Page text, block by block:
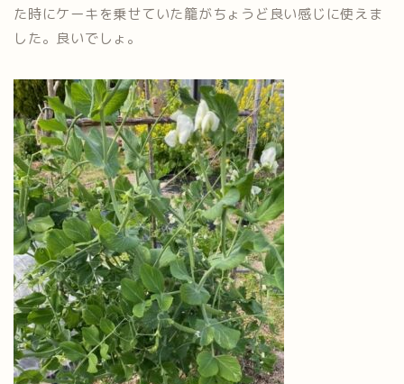
た時にケーキを乗せていた籠がちょうど良い感じに使えま
した。良いでしょ。